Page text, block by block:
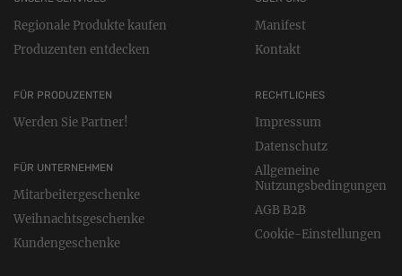
Regionale Produkte kaufen
Produzenten entdecken
FÜR PRODUZENTEN
Werden Sie Partner!
FÜR UNTERNEHMEN
Mitarbeitergeschenke
Weihnachtsgeschenke
Kundengeschenke
RECHTLICHES
Impressum
Datenschutz
Allgemeine
Nutzungsbedingungen
AGB B2B
Cookie-Einstellungen
Manifest
Kontakt